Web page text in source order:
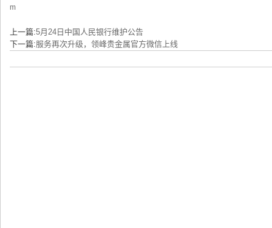
m
上一篇:5月24日中国人民银行维护公告
下一篇:服务再次升级，领峰贵金属官方微信上线